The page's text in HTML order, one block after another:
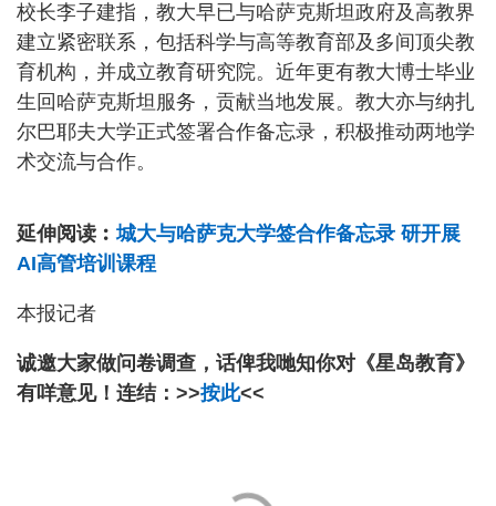
校长李子建指，教大早已与哈萨克斯坦政府及高教界
建立紧密联系，包括科学与高等教育部及多间顶尖教
育机构，并成立教育研究院。近年更有教大博士毕业
生回哈萨克斯坦服务，贡献当地发展。教大亦与纳扎
尔巴耶夫大学正式签署合作备忘录，积极推动两地学
术交流与合作。
延伸阅读︰城大与哈萨克大学签合作备忘录 研开展
AI高管培训课程
本报记者
诚邀大家做问卷调查，话俾我哋知你对《星岛教育》
有咩意见！连结：>>按此<<